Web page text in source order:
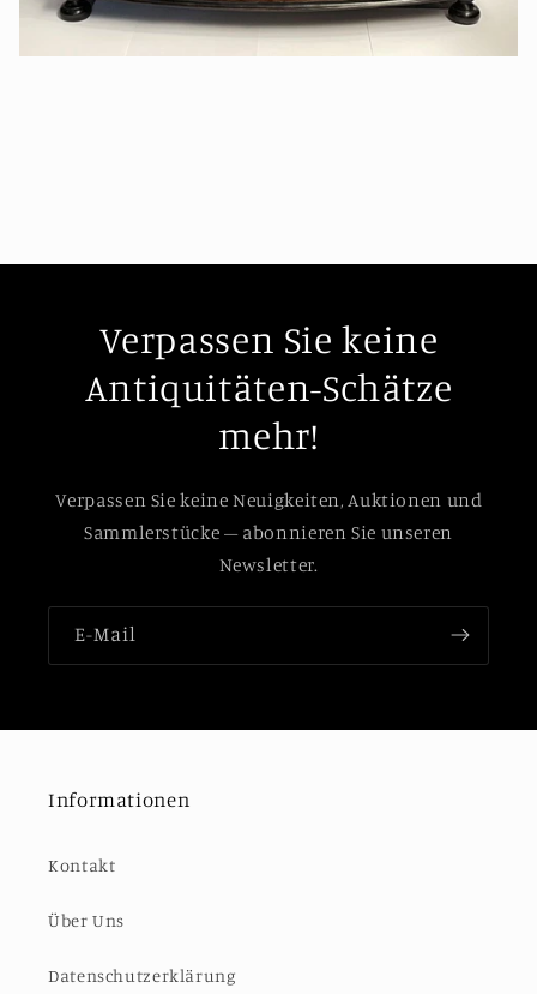
Verpassen Sie keine
Antiquitäten-Schätze
mehr!
Verpassen Sie keine Neuigkeiten, Auktionen und
Sammlerstücke – abonnieren Sie unseren
Newsletter.
E-Mail
Informationen
Kontakt
Über Uns
Datenschutzerklärung